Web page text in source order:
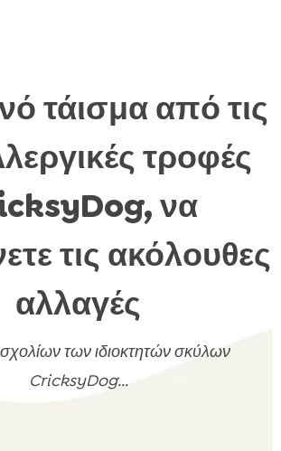
τάισμα από τις
τροφές
να
τις ακόλουθες
αλλαγές
των ιδιοκτητών σκύλων
CricksyDog...